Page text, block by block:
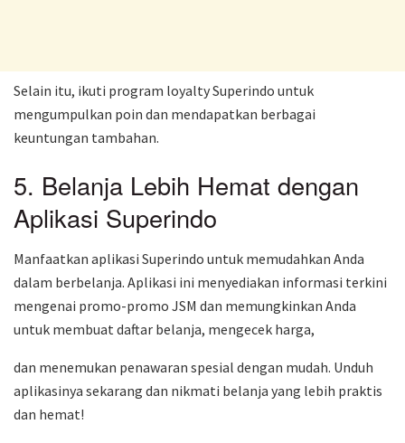
Selain itu, ikuti program loyalty Superindo untuk
mengumpulkan poin dan mendapatkan berbagai
keuntungan tambahan.
5. Belanja Lebih Hemat dengan
Aplikasi Superindo
Manfaatkan aplikasi Superindo untuk memudahkan Anda
dalam berbelanja. Aplikasi ini menyediakan informasi terkini
mengenai promo-promo JSM dan memungkinkan Anda
untuk membuat daftar belanja, mengecek harga,
dan menemukan penawaran spesial dengan mudah. Unduh
aplikasinya sekarang dan nikmati belanja yang lebih praktis
dan hemat!